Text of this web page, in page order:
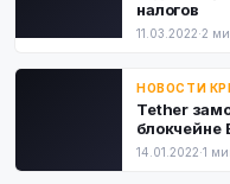
налогов
11.03.2022·2
НОВОСТИ
Tether
блокчейне
14.01.2022·1